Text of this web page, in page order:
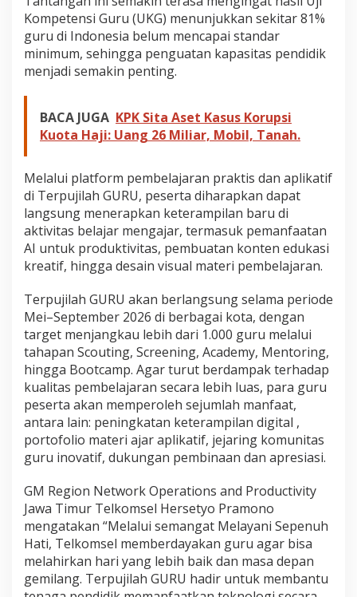
g
a
n
K
o
m
t
e
i
d
i
D
u
n
i
D
i
i
t
a
Kompetensi Guru (UKG) menunjukkan sekitar 81%
guru di Indonesia belum mencapai standar
minimum, sehingga penguatan kapasitas pendidik
menjadi semakin penting.
BACA JUGA KPK Sita Aset Kasus Korupsi
Kuota Haji: Uang 26 Miliar, Mobil, Tanah.
Melalui platform pembelajaran praktis dan aplikatif
di Terpujilah GURU, peserta diharapkan dapat
langsung menerapkan keterampilan baru di
aktivitas belajar mengajar, termasuk pemanfaatan
AI untuk produktivitas, pembuatan konten edukasi
kreatif, hingga desain visual materi pembelajaran.
Terpujilah GURU akan berlangsung selama periode
Mei–September 2026 di berbagai kota, dengan
target menjangkau lebih dari 1.000 guru melalui
tahapan Scouting, Screening, Academy, Mentoring,
hingga Bootcamp. Agar turut berdampak terhadap
kualitas pembelajaran secara lebih luas, para guru
peserta akan memperoleh sejumlah manfaat,
antara lain: peningkatan keterampilan digital ,
portofolio materi ajar aplikatif, jejaring komunitas
guru inovatif, dukungan pembinaan dan apresiasi.
GM Region Network Operations and Productivity
Jawa Timur Telkomsel Hersetyo Pramono
mengatakan “Melalui semangat Melayani Sepenuh
Hati, Telkomsel memberdayakan guru agar bisa
melahirkan hari yang lebih baik dan masa depan
gemilang. Terpujilah GURU hadir untuk membantu